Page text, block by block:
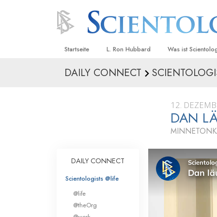
Startseite L. Ron Hubbard Was ist
Anschauungen
Was
sagen
Innerhalb einer
Die
DAILY CONNECT
12.
DAN
DAILY CONNECT
Scientologists @life
@life
@theOrg